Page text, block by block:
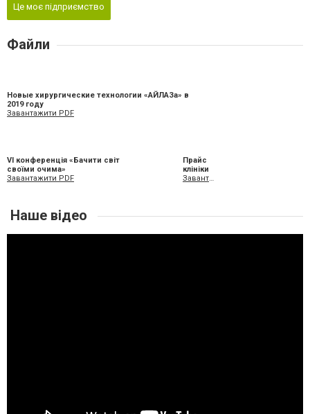
Це моє підприємство
Файли
Новые хирургические технологии «АЙЛАЗа» в
2019 году
Завантажити PDF
VI конференція «Бачити світ
своїми очима»
Завантажити PDF
Прайс
клініки
Завантажити XLS
Наше відео